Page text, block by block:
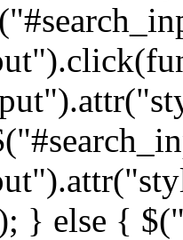
} else {